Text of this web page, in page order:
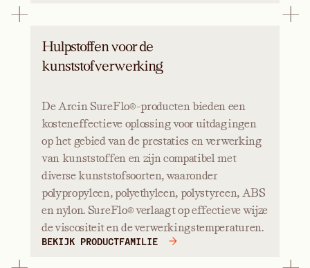
Hulpstoffen voor de
kunststofverwerking
De Arcin SureFlo®-producten bieden een
kosteneffectieve oplossing voor uitdagingen
op het gebied van de prestaties en verwerking
van kunststoffen en zijn compatibel met
diverse kunststofsoorten, waaronder
polypropyleen, polyethyleen, polystyreen, ABS
en nylon. SureFlo® verlaagt op effectieve wijze
de viscositeit en de verwerkingstemperaturen.
BEKIJK PRODUCTFAMILIE